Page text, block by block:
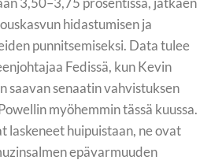
hidastumisen ja
punnitsemiseksi. Data tulee
Fedissä, kun Kevin
saavan senaatin vahvistuksen
myöhemmin tässä kuussa.
laskeneet huipuistaan, ne ovat
epävarmuuden